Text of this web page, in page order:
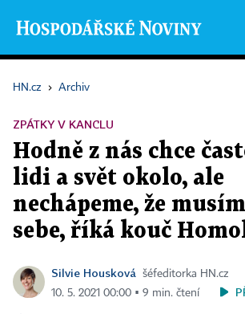
HN.cz › Archiv
ZPÁTKY V KANCLU
Hodně z nás chce
lidi a svět okolo, ale
nechápeme, že
sebe, říká kouč
Silvie Housková
šéfeditorka HN.cz
10. 5. 2021 00:00 ▪ 9 min. čtení